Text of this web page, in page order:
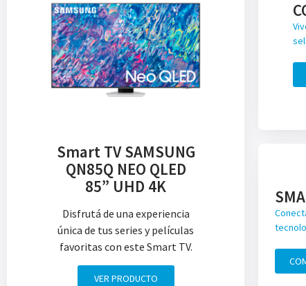
Smart TV SAMSUNG
QN85Q NEO QLED
85” UHD 4K
Disfrutá de una experiencia
única de tus series y películas
favoritas con este Smart TV.
VER PRODUCTO